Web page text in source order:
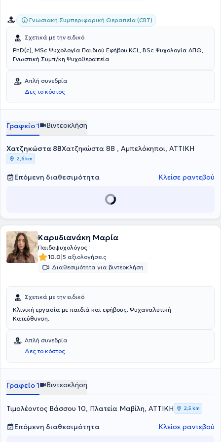
επιστημονικά σε θεωρητικό και πρακτικό επίπεδο. Ενδεικτικά, έχει
πιστοποιηθεί σε ευρέως αναγνωρισμένες θεραπευτικές μεθόδους
όπως TEACCH, Makaton, κ.α. Έχει παρακολουθήσει το 9μήνο
επιμορφωτικό σεμινάριο με θέμα « ΑΥΤΙΣΜΟΣ» στο Πανεπιστήμιο
Πατρών.
Γνωσιακή Συμπεριφορική Θεραπεία (CBT)
Σχετικά με την ειδικό
PhD(c), MSc Ψυχολογία Παιδιού Εφήβου KCL, BSc Ψυχολογία ΑΠΘ,
Γνωστική Συμπ/κη Ψυχοθεραπεία
Απλή συνεδρία
Δες το κόστος
Γραφείο 1 Βιντεοκλήση
Χατζηκώστα 8ΒΧατζηκώστα 8Β , Αμπελόκηποι, ΑΤΤΙΚΗ
2,6 km
Επόμενη διαθεσιμότητα Κλείσε ραντεβού
Καρυδιανάκη Μαρία
Παιδοψυχολόγος
10.0|5 αξιολογήσεις
Διαθεσιμότητα για βιντεοκλήση
Σχετικά με την ειδικό
Κλινική εργασία με παιδιά και εφήβους. Ψυχαναλυτική
Κατεύθυνση.
Απλή συνεδρία
Δες το κόστος
Γραφείο 1 Βιντεοκλήση
Τιμολέοντος Βάσσου 10, Πλατεία Μαβίλη, ΑΤΤΙΚΗ 2,5 km
Επόμενη διαθεσιμότητα Κλείσε ραντεβού